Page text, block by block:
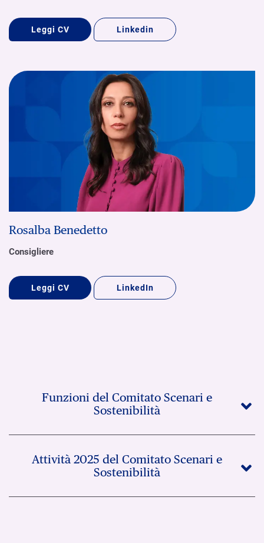
Leggi CV Linkedin
Rosalba Benedetto
Consigliere
Leggi CV LinkedIn
Funzioni del Comitato Scenari e
Sostenibilità
Attività 2025 del Comitato Scenari e
Sostenibilità